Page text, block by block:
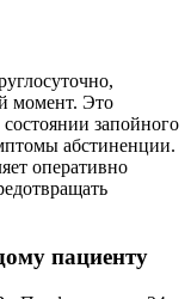
момент. Это
запойного
абстиненции.
оперативно
пациенту